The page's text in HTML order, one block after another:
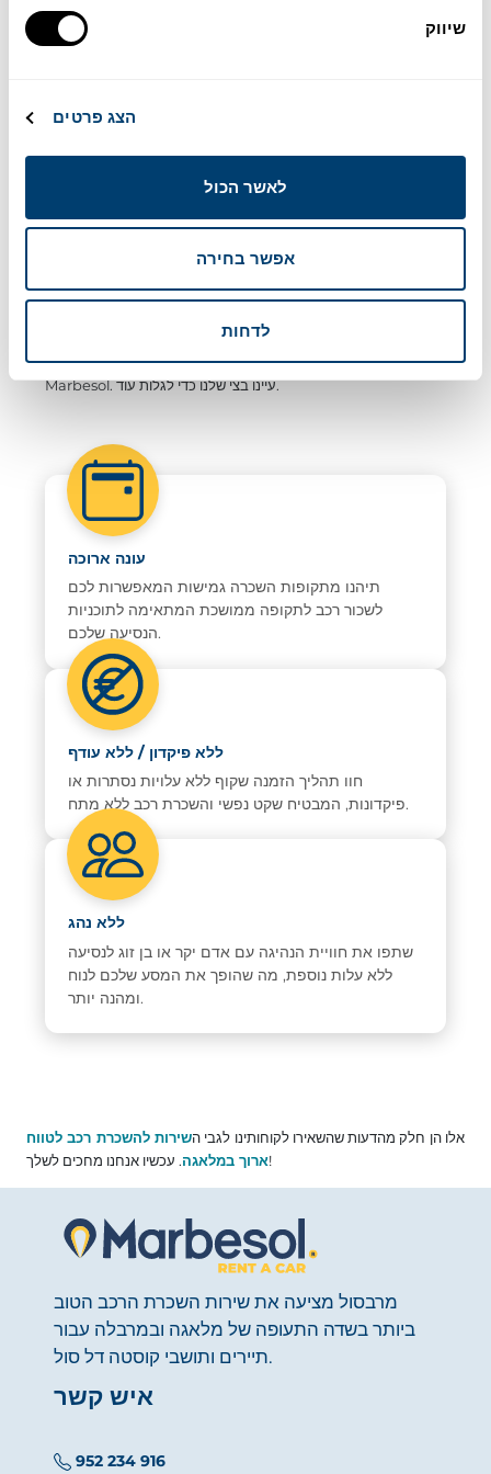
שיווק
הצג פרטים
לאשר הכול
אפשר בחירה
לדחות
אנחנו לא רק מציעים את המחירים והאחריות הטובים ביותר. אנחנו גם
יהיו הצרכים שלכם אשר יהיו, הרכב שאתם מחפשים מחכה לכם ב-
Marbesol. עיינו בצי שלנו כדי לגלות עוד.
עונה ארוכה
תיהנו מתקופות השכרה גמישות המאפשרות לכם
לשכור רכב לתקופה ממושכת המתאימה לתוכניות
הנסיעה שלכם.
ללא פיקדון / ללא עודף
חוו תהליך הזמנה שקוף ללא עלויות נסתרות או
פיקדונות, המבטיח שקט נפשי והשכרת רכב ללא מתח.
ללא נהג
שתפו את חוויית הנהיגה עם אדם יקר או בן זוג לנסיעה
ללא עלות נוספת, מה שהופך את המסע שלכם לנוח
ומהנה יותר.
אלו הן חלק מהדעות שהשאירו לקוחותינו לגבי השירות להשכרת רכב לטווח
ארוך במלאגה. עכשיו אנחנו מחכים לשלך!
מרבסול מציעה את שירות השכרת הרכב הטוב
ביותר בשדה התעופה של מלאגה ובמרבלה עבור
תיירים ותושבי קוסטה דל סול.
איש קשר
952 234 916